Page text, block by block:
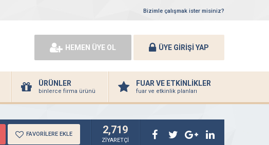
Bizimle çalışmak ister misiniz?
HEMEN ÜYE OL ÜYE GİRİŞİ YAP
ÜRÜNLER
binlerce firma ürünü
FUAR VE ETKİNLİKLER
fuar ve etkinlik planları
FAVORİLERE EKLE 2,719
ZİYARETÇİ